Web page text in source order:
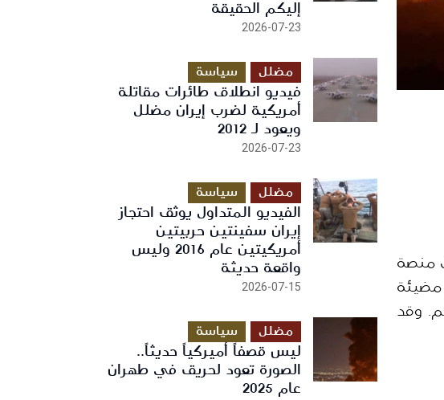
إليكم الحقيقة
2026-07-23
مضلل سياسة
فيديو انطلاق طائرات مقاتلة
أمريكية لضرب إيران مضلل
ويعود لـ 2012
2026-07-23
مضلل سياسة
الفيديو المتداول يوثق احتجاز
إيران سفينتين حربيتين
أمريكيتين عام 2016 وليس
واقعة حديثة
2026-07-15
مضلل سياسة
ليس قصفاً أميركياً حديثاً..
الصورة تعود لحريق في طهران
عام 2025